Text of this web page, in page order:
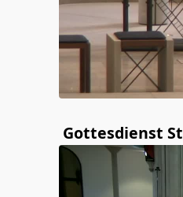
Gottesdienst